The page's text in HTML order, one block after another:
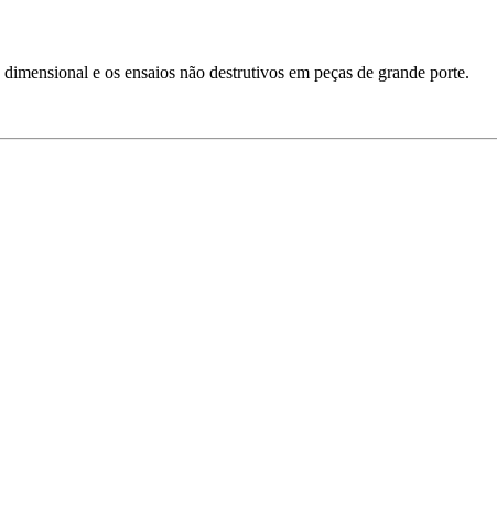
e os ensaios não destrutivos em peças de grande porte.